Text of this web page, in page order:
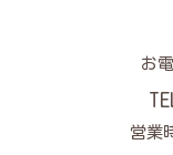
お
営業